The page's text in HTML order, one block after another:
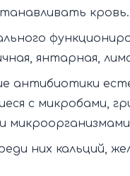
кровь.
янтарная,
антибиотики
с микробами,
них кальций,